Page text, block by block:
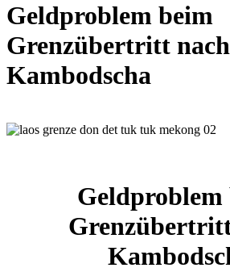
Geldproblem beim
Grenzübertritt nach
Kambodscha
Geldproblem